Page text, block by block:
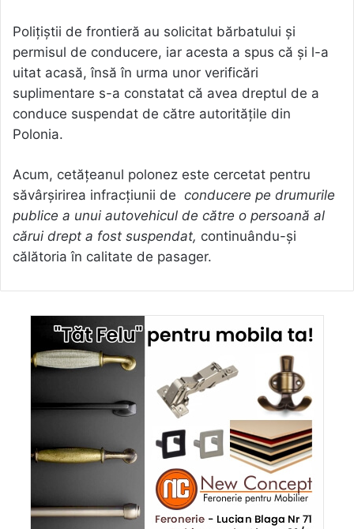
Polițiștii de frontieră au solicitat bărbatului și
permisul de conducere, iar acesta a spus că și l-a
uitat acasă, însă în urma unor verificări
suplimentare s-a constatat că avea dreptul de a
conduce suspendat de către autoritățile din
Polonia.
Acum, cetățeanul polonez este cercetat pentru
săvârşirirea infracţiunii de conducere pe drumurile
publice a unui autovehicul de către o persoană al
cărui drept a fost suspendat, continuându-și
călătoria în calitate de pasager.